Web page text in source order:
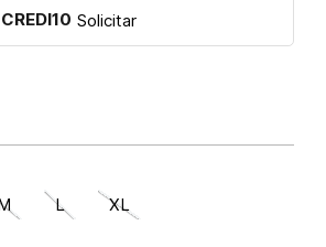
CREDI10 Solicitar
L XL